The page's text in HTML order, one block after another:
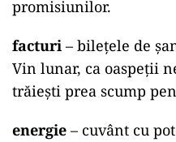
promisiunilor.
facturi – bilețele de
Vin lunar, ca oaspeții
trăiești prea scump
energie – cuvânt cu